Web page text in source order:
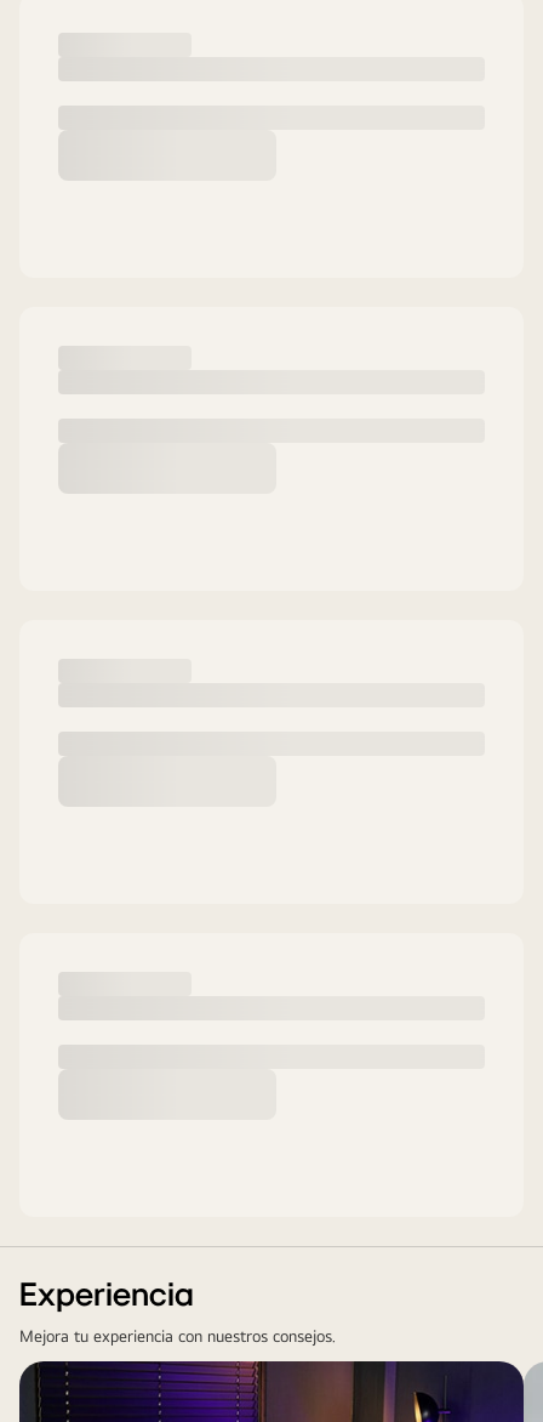
Experiencia
Mejora tu experiencia con nuestros consejos.